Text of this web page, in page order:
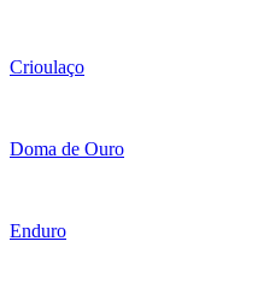
Crioulaço
Doma de Ouro
Enduro